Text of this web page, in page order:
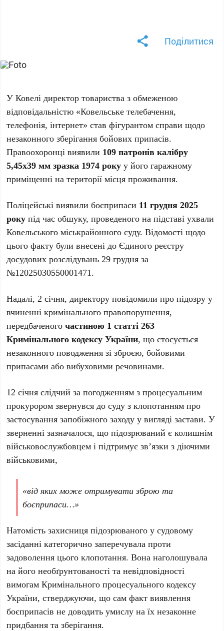
Поділитися
У Ковелі директор товариства з обмеженою
відповідальністю «Ковельське телебачення,
телефонія, інтернет» став фігурантом справи щодо
незаконного зберігання бойових припасів.
Правоохоронці виявили 109 патронів калібру
5,45х39 мм зразка 1974 року у його гаражному
приміщенні на території місця проживання.
Поліцейські виявили боєприпаси 11 грудня 2025
року під час обшуку, проведеного на підставі ухвали
Ковельського міськрайонного суду. Відомості щодо
цього факту були внесені до Єдиного реєстру
досудових розслідувань 29 грудня за
№12025030550001471.
Надалі, 2 січня, директору повідомили про підозру у
вчиненні кримінального правопорушення,
передбаченогочастиною 1 статті 263
Кримінального кодексу України, що стосується
незаконного поводження зі зброєю, бойовими
припасами або вибуховими речовинами.
12 січня слідчий за погодженням з процесуальним
прокурором звернувся до суду з клопотанням про
застосування запобіжного заходу у вигляді застави. У
зверненні зазначалося, що підозрюваний є колишнім
військовослужбовцем і підтримує зв’язки з діючими
військовими,
«від яких може отримувати зброю та
боєприпаси…»
Натомість захисниця підозрюваного у судовому
засіданні категорично заперечувала проти
задоволення цього клопотання. Вона наголошувала
на його необґрунтованості та невідповідності
вимогам Кримінального процесуального кодексу
України, стверджуючи, що сам факт виявлення
боєприпасів не доводить умислу на їх незаконне
придбання та зберігання.